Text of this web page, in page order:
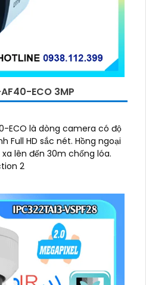
AF40-ECO 3MP
ECO là dòng camera có độ
Full HD sắc nét. Hồng ngoại
lên đến 30m chống lóa.
2